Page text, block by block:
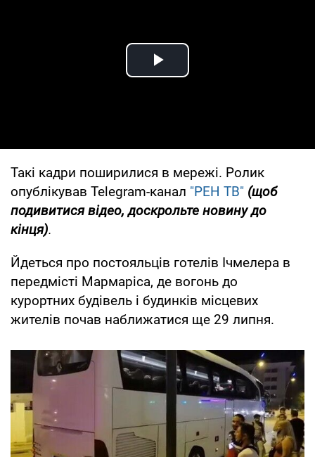
Play Video
Такі кадри поширилися в мережі. Ролик
опублікував Telegram-канал "РЕН ТВ" (щоб
подивитися відео, доскрольте новину до
кінця).
Йдеться про постояльців готелів Ічмелера в
передмісті Мармаріса, де вогонь до
курортних будівель і будинків місцевих
жителів почав наближатися ще 29 липня.